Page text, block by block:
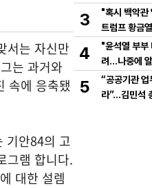
서는 자신만
는 과거와
속에 응축됐
기안84의 고
그램 합니다.
대한 설렘
락인
3
"혹시 백악관
트럼프 황금
미동맹 강조
4
"윤석열 부부
려…나중에
무감사 책임
5
“공공기관 업
라”…김민석